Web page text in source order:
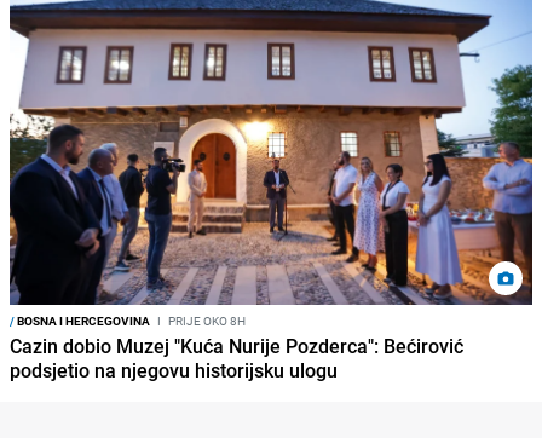
/BOSNA I HERCEGOVINA I PRIJE OKO 8H
Cazin dobio Muzej "Kuća Nurije Pozderca": Bećirović
podsjetio na njegovu historijsku ulogu